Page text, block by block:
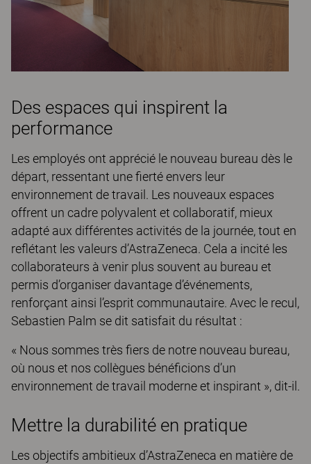
Des espaces qui inspirent la
performance
Les employés ont apprécié le nouveau bureau dès le
départ, ressentant une fierté envers leur
environnement de travail. Les nouveaux espaces
offrent un cadre polyvalent et collaboratif, mieux
adapté aux différentes activités de la journée, tout en
reflétant les valeurs d’AstraZeneca. Cela a incité les
collaborateurs à venir plus souvent au bureau et
permis d’organiser davantage d’événements,
renforçant ainsi l’esprit communautaire. Avec le recul,
Sebastien Palm se dit satisfait du résultat :
« Nous sommes très fiers de notre nouveau bureau,
où nous et nos collègues bénéficions d’un
environnement de travail moderne et inspirant », dit-il.
Mettre la durabilité en pratique
Les objectifs ambitieux d’AstraZeneca en matière de